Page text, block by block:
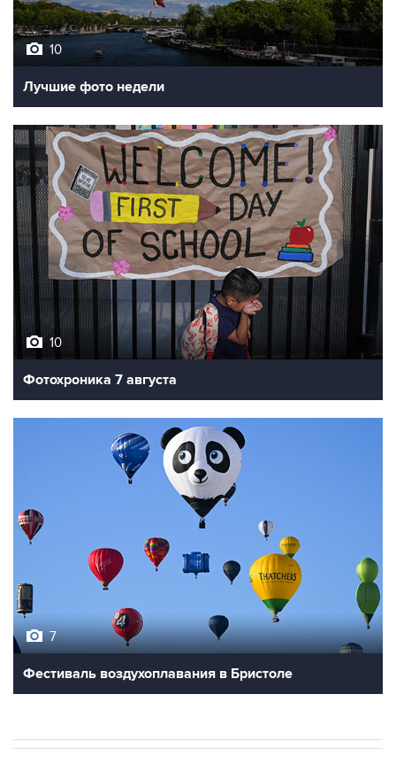
10
Лучшие фото недели
10
Фотохроника 7 августа
Фестиваль воздухоплавания в Бристоле